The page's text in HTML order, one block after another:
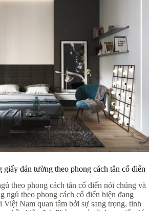
giấy dán tường theo phong cách tân cổ điển
theo phong cách tân cổ điển nói chúng và
ngủ theo phong cách cổ điển hiện đang
Việt Nam quan tâm bởi sự sang trọng, tinh